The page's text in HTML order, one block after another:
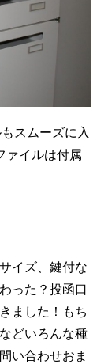
スムーズに入
ァイルは付属
イズ、鍵付な
った？投函口
ました！もち
どいろんな種
い合わせおま